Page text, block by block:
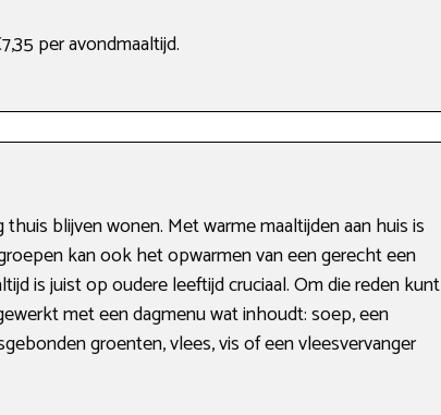
per avondmaaltijd.
blijven wonen. Met warme maaltijden aan huis is
kan ook het opwarmen van een gerecht een
is juist op oudere leeftijd cruciaal. Om die reden kunt
met een dagmenu wat inhoudt: soep, een
groenten, vlees, vis of een vleesvervanger